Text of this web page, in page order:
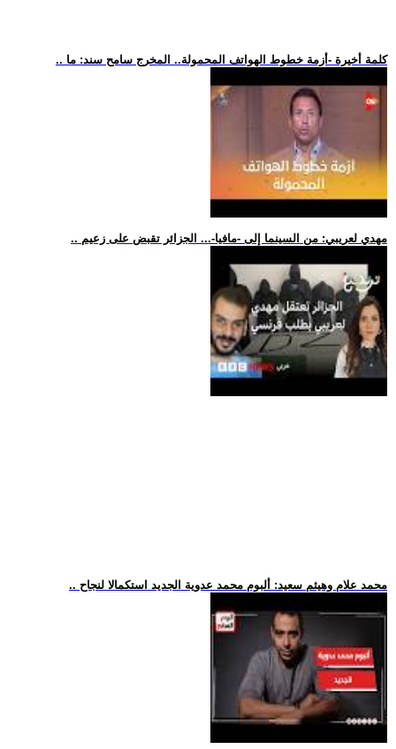
.. كلمة أخيرة -أزمة خطوط الهواتف المحمولة.. المخرج سامح سند: ما
.. مهدي لعريبي: من السينما إلى -مافيا-... الجزائر تقبض على زعيم
.. محمد علام وهيثم سعيد: ألبوم محمد عدوية الجديد استكمالا لنجاح